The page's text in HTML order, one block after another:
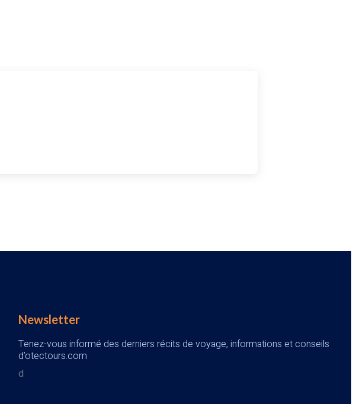
Newsletter
Tenez-vous informé des derniers récits de voyage, informations et conseils
d’otectours.com
d